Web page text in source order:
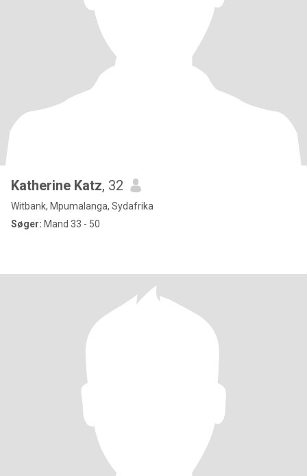
Katherine Katz, 32
Witbank, Mpumalanga, Sydafrika
Søger: Mand 33 - 50